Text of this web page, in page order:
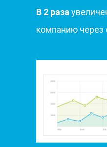
В 2 раза
компанию через